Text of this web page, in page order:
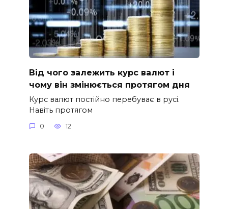
Від чого залежить курс валют і
чому він змінюється протягом дня
Курс валют постійно перебуває в русі.
Навіть протягом
0 12